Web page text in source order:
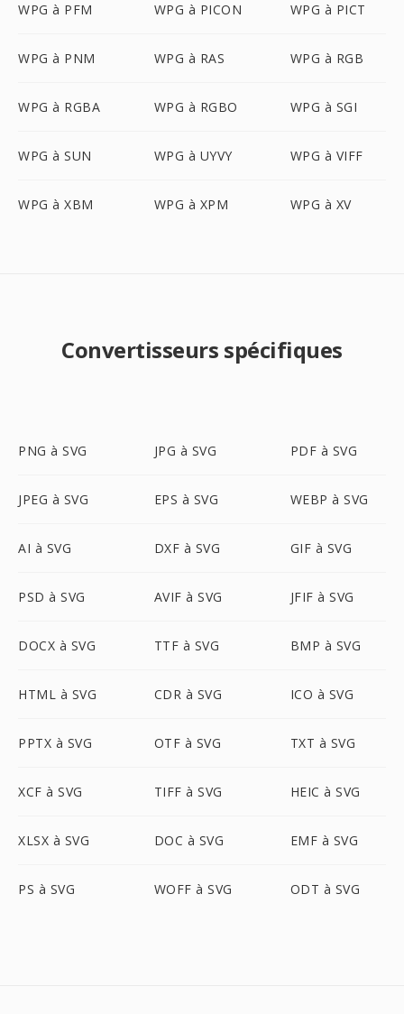
WPG à PFM WPG à PICON WPG à PICT
WPG à PNM WPG à RAS WPG à RGB
WPG à RGBA WPG à RGBO WPG à SGI
WPG à SUN WPG à UYVY WPG à VIFF
WPG à XBM WPG à XPM WPG à XV
Convertisseurs spécifiques
PNG à SVG JPG à SVG PDF à SVG
JPEG à SVG EPS à SVG WEBP à SVG
AI à SVG DXF à SVG GIF à SVG
PSD à SVG AVIF à SVG JFIF à SVG
DOCX à SVG TTF à SVG BMP à SVG
HTML à SVG CDR à SVG ICO à SVG
PPTX à SVG OTF à SVG TXT à SVG
XCF à SVG TIFF à SVG HEIC à SVG
XLSX à SVG DOC à SVG EMF à SVG
PS à SVG WOFF à SVG ODT à SVG